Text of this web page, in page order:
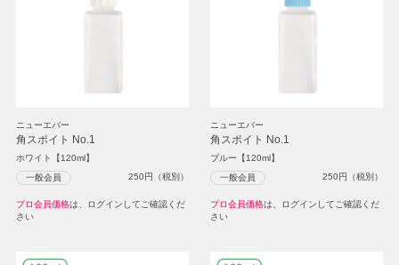
ニューエバー
角スポイト No.1
ホワイト【120ml】
一般会員 250円（税別）
プロ会員価格は、ログインしてご確認くだ
さい
ニューエバー
角スポイト No.1
ブルー【120ml】
一般会員 250円（税別）
プロ会員価格は、ログインしてご確認くだ
さい